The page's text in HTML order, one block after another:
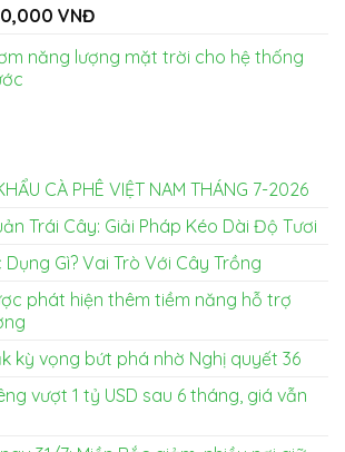
VNĐ
năng lượng mặt trời cho hệ thống
CÀ PHÊ VIỆT NAM THÁNG 7-2026
Trái Cây: Giải Pháp Kéo Dài Độ Tươi
Dụng Gì? Vai Trò Với Cây Trồng
phát hiện thêm tiềm năng hỗ trợ
kỳ vọng bứt phá nhờ Nghị quyết 36
vượt 1 tỷ USD sau 6 tháng, giá vẫn